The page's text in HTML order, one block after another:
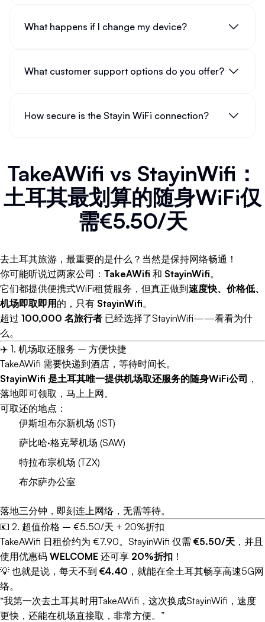
What happens if I change my device?
What customer support options do you offer?
How secure is the Stayin WiFi connection?
TakeAWifi vs StayinWifi：
土耳其最划算的随身WiFi仅
需€5.50/天
去土耳其旅游，最重要的是什么？当然是保持网络畅通！
你可能听说过两家公司： TakeAWifi 和 StayinWifi。
它们都提供便携式WiFi租赁服务，但真正做到速度快、价格低、
机场即取即用的，只有 StayinWifi。
超过 100,000 名旅行者 已经选择了StayinWifi——看看为什
么。
✈️ 1. 机场取还服务 – 方便快捷
TakeAWifi 需要快递到酒店，等待时间长。
StayinWifi 是土耳其唯一提供机场取还服务的随身WiFi公司 ，
落地即可领取，马上上网。
可取还的地点：
伊斯坦布尔新机场 (IST)
萨比哈·格克琴机场 (SAW)
特拉布宗机场 (TZX)
布尔萨办公室
落地三分钟，即刻连上网络，无需等待。
💶 2. 超值价格 – €5.50/天 + 20%折扣
TakeAWifi 日租价约为 €7.90。StayinWifi 仅需 €5.50/天 ，并且
使用优惠码 WELCOME 还可享 20%折扣 ！
💡 也就是说，每天不到 €4.40 ，就能在全土耳其畅享高速5G网
络。
“我第一次去土耳其时用TakeAWifi，这次换成StayinWifi，速度
更快，还能在机场直接取，非常方便。”